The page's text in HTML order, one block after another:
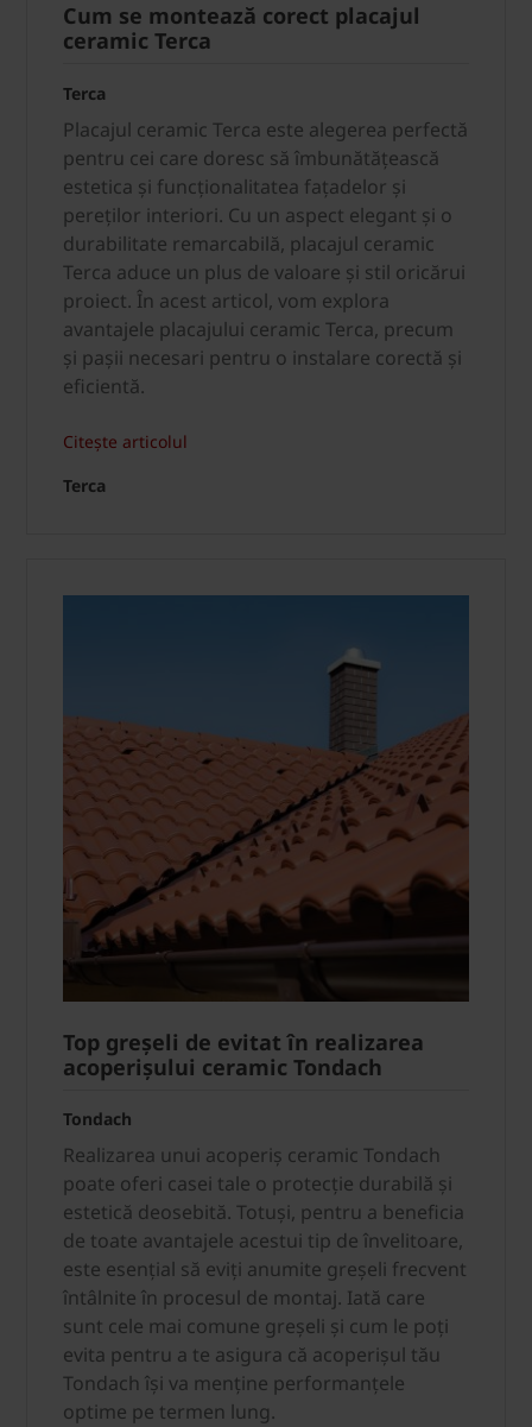
Cum se montează corect placajul
ceramic Terca
Terca
Placajul ceramic Terca este alegerea perfectă
pentru cei care doresc să îmbunătățească
estetica și funcționalitatea fațadelor și
pereților interiori. Cu un aspect elegant și o
durabilitate remarcabilă, placajul ceramic
Terca aduce un plus de valoare și stil oricărui
proiect. În acest articol, vom explora
avantajele placajului ceramic Terca, precum
și pașii necesari pentru o instalare corectă și
eficientă.
Citește articolul
Terca
Top greșeli de evitat în realizarea
acoperișului ceramic Tondach
Tondach
Realizarea unui acoperiș ceramic Tondach
poate oferi casei tale o protecție durabilă și
estetică deosebită. Totuși, pentru a beneficia
de toate avantajele acestui tip de învelitoare,
este esențial să eviți anumite greșeli frecvent
întâlnite în procesul de montaj. Iată care
sunt cele mai comune greșeli și cum le poți
evita pentru a te asigura că acoperișul tău
Tondach își va menține performanțele
optime pe termen lung.